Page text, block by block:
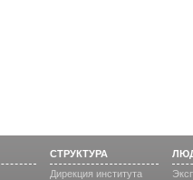
СТРУКТУРА
Дирекция института